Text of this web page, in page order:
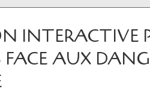
INTERACTIVE
FACE AUX